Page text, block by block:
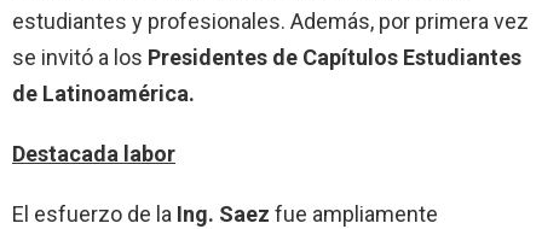
estudiantes y profesionales. Además, por primera vez
se invitó a los Presidentes de Capítulos Estudiantes
de Latinoamérica.
Destacada labor
El esfuerzo de la Ing. Saez fue ampliamente